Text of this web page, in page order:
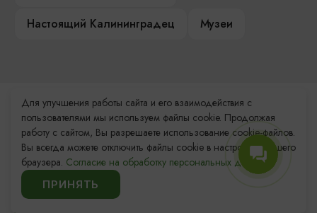
Настоящий Калининградец
Музеи
Контакты Туристского
информационного центра
+7 (4012) 555-200
8 (800) 200-55-39
Для улучшения работы сайта и его взаимодействия с
пользователями мы используем файлы cookie. Продолжая
работу с сайтом, Вы разрешаете использование cookie-файлов.
Вы всегда можете отключить файлы cookie в настройках Вашего
браузера. Согласие на обработку персональных данных.
ПРИНЯТЬ